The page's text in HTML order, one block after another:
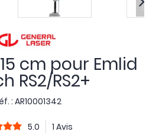
cm pour Emlid
RS2/RS2+
: AR10001342
5.0 1 Avis